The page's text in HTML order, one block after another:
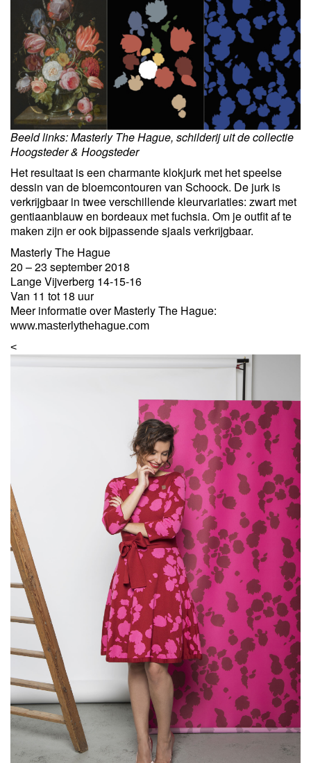
Beeld links: Masterly The Hague, schilderij uit de collectie
Hoogsteder & Hoogsteder
Het resultaat is een charmante klokjurk met het speelse
dessin van de bloemcontouren van Schoock. De jurk is
verkrijgbaar in twee verschillende kleurvariaties: zwart met
gentiaanblauw en bordeaux met fuchsia. Om je outfit af te
maken zijn er ook bijpassende sjaals verkrijgbaar.
Masterly The Hague
20 – 23 september 2018
Lange Vijverberg 14-15-16
Van 11 tot 18 uur
Meer informatie over Masterly The Hague:
www.masterlythehague.com
<